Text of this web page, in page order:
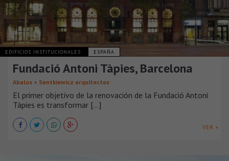
EDIFICIOS INSTITUCIONALES ESPAÑA
Fundació Antoni Tàpies, Barcelona
Abalos + Sentkiewicz arquitectos
El primer objetivo de la renovación de la Fundació Antoni
Tàpies es transformar [...]
VER +